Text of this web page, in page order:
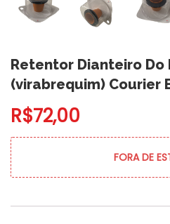
Retentor Dianteiro Do
(virabrequim) Courier
R$72,00
FORA DE